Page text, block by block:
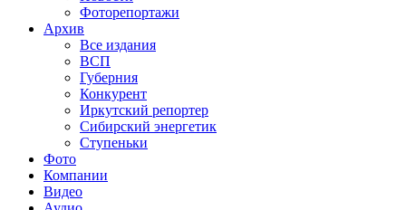
Фоторепортажи
Архив
Все издания
ВСП
Губерния
Конкурент
Иркутский репортер
Сибирский энергетик
Ступеньки
Фото
Компании
Видео